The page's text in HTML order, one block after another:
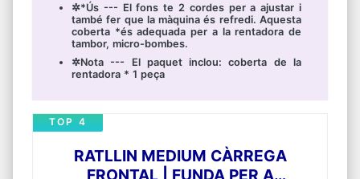
✲*Ús --- El fons te 2 cordes per a ajustar i
també fer que la màquina és refredi. Aquesta
coberta *és adequada per a la rentadora de
tambor, micro-bombes.
✲Nota --- El paquet inclou: coberta de la
rentadora * 1 peça
RATLLIN MEDIUM CÀRREGA
FRONTAL | FUNDA PER A
TOP 4